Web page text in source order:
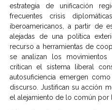
estrategia de unificación
frecuentes crisis
iberoamericanos, a partir de
alejadas de una política
recurso a herramientas de
se analizan los
critican el sistema liberal
autosuficiencia emergen
discurso. Justifican su acción
el alejamiento de lo común por